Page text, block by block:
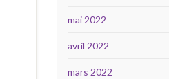
mai 2022
avril 2022
mars 2022